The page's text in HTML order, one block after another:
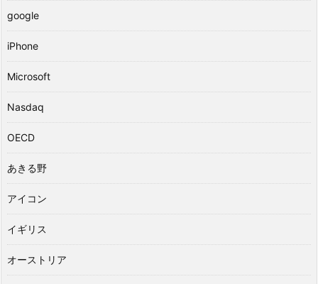
google
iPhone
Microsoft
Nasdaq
OECD
あきる野
アイコン
イギリス
オーストリア